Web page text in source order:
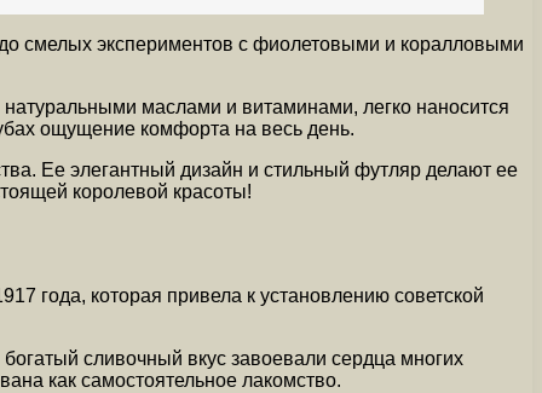
смелых экспериментов с фиолетовыми и коралловыми
маслами и витаминами, легко наносится
ощущение комфорта на весь день.
Ее элегантный дизайн и стильный футляр делают ее
королевой красоты!
года, которая привела к установлению советской
сливочный вкус завоевали сердца многих
как самостоятельное лакомство.